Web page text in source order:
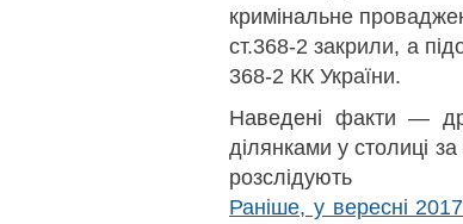
кримінальне
ст.368-2 закрили, а
368-2 КК України.
Наведені факти —
ділянками у столиці за
Раніше, у вересні